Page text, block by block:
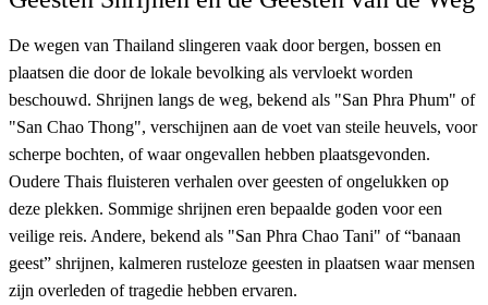
De wegen van Thailand slingeren vaak door bergen, bossen en
plaatsen die door de lokale bevolking als vervloekt worden
beschouwd. Shrijnen langs de weg, bekend als "San Phra Phum" of
"San Chao Thong", verschijnen aan de voet van steile heuvels, voor
scherpe bochten, of waar ongevallen hebben plaatsgevonden.
Oudere Thais fluisteren verhalen over geesten of ongelukken op
deze plekken. Sommige shrijnen eren bepaalde goden voor een
veilige reis. Andere, bekend als "San Phra Chao Tani" of “banaan
geest” shrijnen, kalmeren rusteloze geesten in plaatsen waar mensen
zijn overleden of tragedie hebben ervaren.